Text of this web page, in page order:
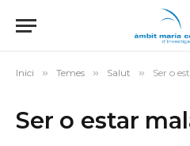
Inici » Temes » Salut » Ser o
Ser o estar